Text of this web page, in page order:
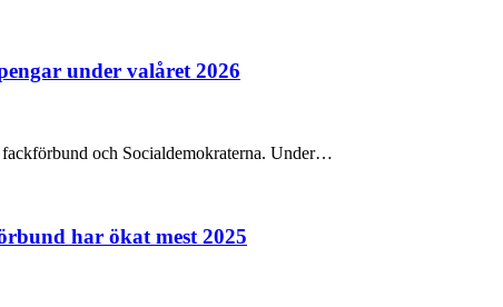
under valåret 2026
fackförbund och Socialdemokraterna. Under…
har ökat mest 2025